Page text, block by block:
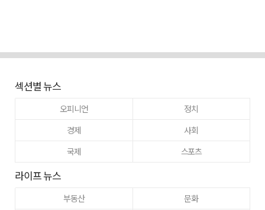
섹션별 뉴스
오피니언
정치
경제
사회
국제
스포츠
라이프 뉴스
부동산 문화